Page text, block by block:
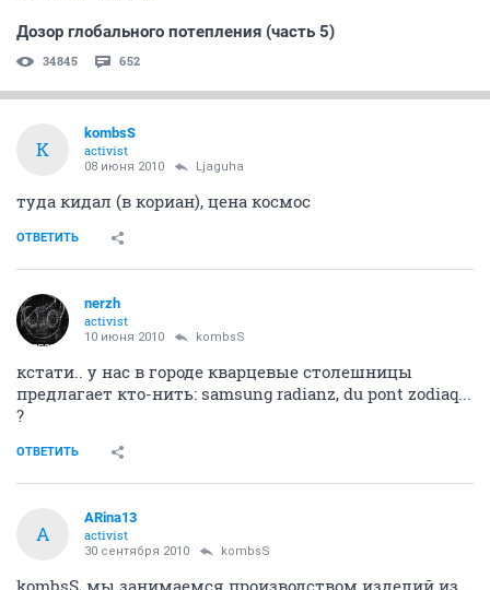
Дозор глобального потепления (часть 5)
34845 652
K
kombsS
activist
08 июня 2010 Ljaguha
туда кидал (в кориан), цена космос
ОТВЕТИТЬ
nerzh
activist
10 июня 2010 kombsS
кстати.. у нас в городе кварцевые столешницы
предлагает кто-нить: samsung radianz, du pont zodiaq...
?
ОТВЕТИТЬ
A
ARina13
activist
30 сентября 2010 kombsS
kombsS, мы занимаемся производством изделий из